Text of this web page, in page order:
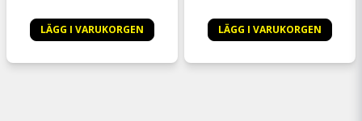
LÄGG I VARUKORGEN LÄGG I VARUKORGEN